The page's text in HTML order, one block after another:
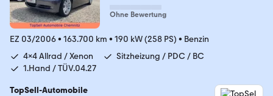
Ohne Bewertung
EZ 03/2006• 163.700 km • 190 kW (258 PS) • Benzin
4x4 Allrad / Xenon
Sitzheizung / PDC / BC
1.Hand / TÜV.04.27
TopSell-Automobile